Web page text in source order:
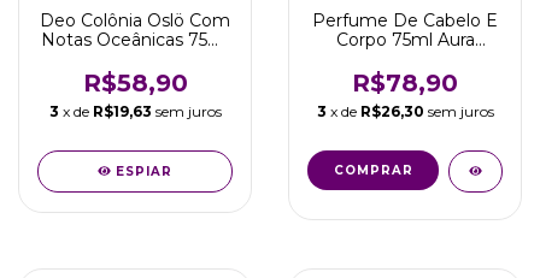
Deo Colônia Oslö Com
Notas Oceânicas 75ml
R$58,90
3 x de R$19,63 sem juros
ESPIAR
Perfume De Cabelo E
Corpo 75ml Aura
R$78,90
3 x de R$26,30 sem juros